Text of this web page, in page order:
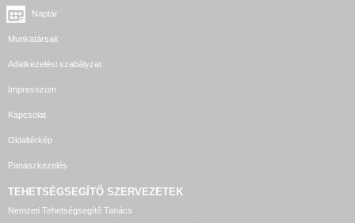
Naptár
Munkatársak
Adatkezelési szabályzat
Impresszum
Kapcsolat
Oldaltérkép
Panaszkezelés
TEHETSÉGSEGÍTŐ SZERVEZETEK
Nemzeti Tehetségsegítő Tanács